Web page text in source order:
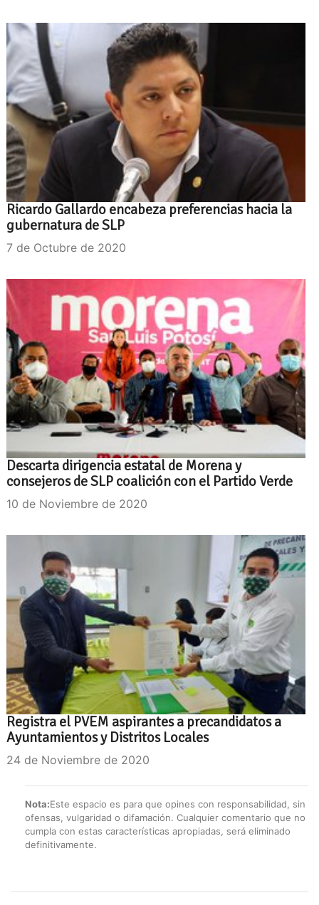
Ricardo Gallardo encabeza preferencias hacia la
gubernatura de SLP
7 de Octubre de 2020
Descarta dirigencia estatal de Morena y
consejeros de SLP coalición con el Partido Verde
10 de Noviembre de 2020
Registra el PVEM aspirantes a precandidatos a
Ayuntamientos y Distritos Locales
24 de Noviembre de 2020
Nota:Este espacio es para que opines con responsabilidad, sin
ofensas, vulgaridad o difamación. Cualquier comentario que no
cumpla con estas características apropiadas, será eliminado
definitivamente.